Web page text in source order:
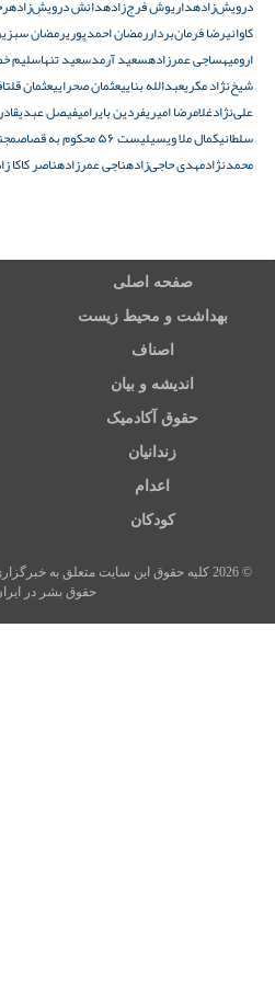
درویش‌زادهداریوش فرج‌زادهدانش درویش‌زاده
کاوانیرضا فرمان‌برداررمضان احمدپوریرمضان سبزی
ارومیهساجی عمرزادهسعید آرمدسعید تنهاسلیم
شیخ‌نژاد مکریعبدالله بناییعثمان صحراییعثمان
علی‌نژادغلامرضا امیریفردین بایرامیفیصل عبدی
سلطانیکمال ملا ویسیلیست ۵۶ محکوم به قصاص
محمدنژادمهدی حاجی‌زادهناجی عمرزادهناصر کاکا
صفحه اصلی
بهداشت و محیط زیست
اصناف
اندیشه و بیان
حقوق آکادمیک
زندانیان
اعدام
کودکان
© 2026 کلیه حقوق این سایت متعلق به
حقوق بشر در